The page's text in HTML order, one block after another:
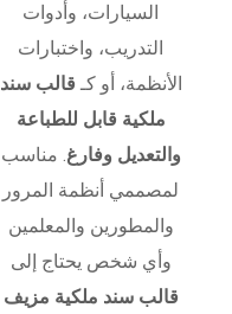
السيارات، وأدوات
التدريب، واختبارات
الأنظمة، أو كـ قالب سند
ملكية قابل للطباعة
والتعديل وفارغ. مناسب
لمصممي أنظمة المرور
والمطورين والمعلمين
وأي شخص يحتاج إلى
قالب سند ملكية مزيف